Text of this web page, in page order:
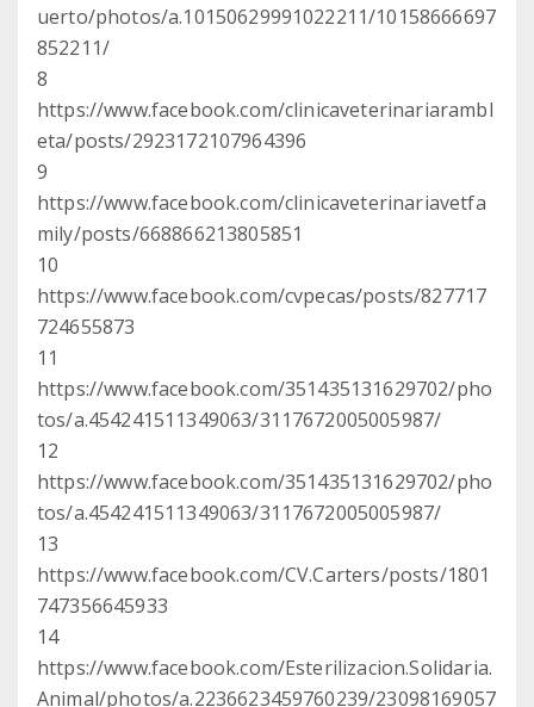
uerto/photos/a.10150629991022211/10158666697
852211/
8
https://www.facebook.com/clinicaveterinariarambl
eta/posts/2923172107964396
9
https://www.facebook.com/clinicaveterinariavetfa
mily/posts/668866213805851
10
https://www.facebook.com/cvpecas/posts/827717
724655873
11
https://www.facebook.com/351435131629702/pho
tos/a.454241511349063/3117672005005987/
12
https://www.facebook.com/351435131629702/pho
tos/a.454241511349063/3117672005005987/
13
https://www.facebook.com/CV.Carters/posts/1801
747356645933
14
https://www.facebook.com/Esterilizacion.Solidaria.
Animal/photos/a.2236623459760239/23098169057